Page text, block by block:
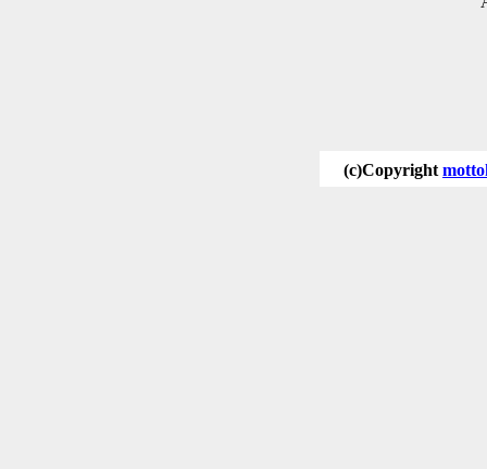
(c)Copyright